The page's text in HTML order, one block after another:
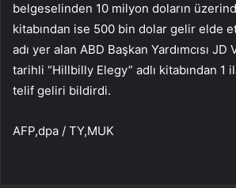
belgeselinden 10 milyon doların
kitabından ise 500 bin dolar gelir elde
adı yer alan ABD Başkan Yardımcısı JD
tarihli “Hillbilly Elegy” adlı kitabından 1
telif geliri bildirdi.
AFP,dpa / TY,MUK